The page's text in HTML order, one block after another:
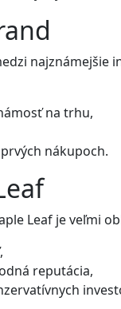
najznámejšie
na trhu,
nákupoch.
Leaf je veľmi
reputácia,